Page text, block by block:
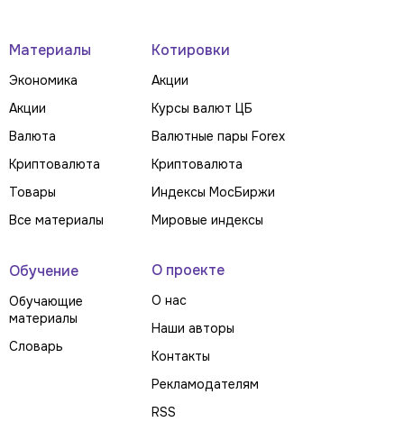
Материалы
Экономика
Акции
Валюта
Криптовалюта
Товары
Все материалы
Котировки
Акции
Курсы валют ЦБ
Валютные пары Forex
Криптовалюта
Индексы МосБиржи
Мировые индексы
Обучение
Обучающие
материалы
Словарь
О проекте
О нас
Наши авторы
Контакты
Рекламодателям
RSS